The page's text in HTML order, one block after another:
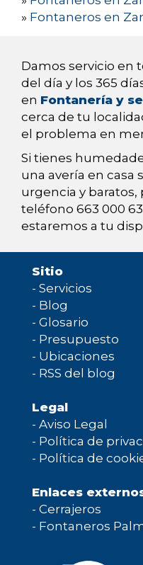
» Fontaneros en
Damos servicio en
del día y los 365
en Fontanería y
cerca de tu
el problema en
Si tienes
una avería en casa
urgencia y baratos,
teléfono 663 000
estaremos a tu
Sitio
- Servicios
- Blog
- Glosario
- Presupuesto
- Ubicaciones
- RSS del blog
Legal
- Aviso Legal
- Política de
- Política de
Enlaces
- Cerrajeros
- Fontaneros